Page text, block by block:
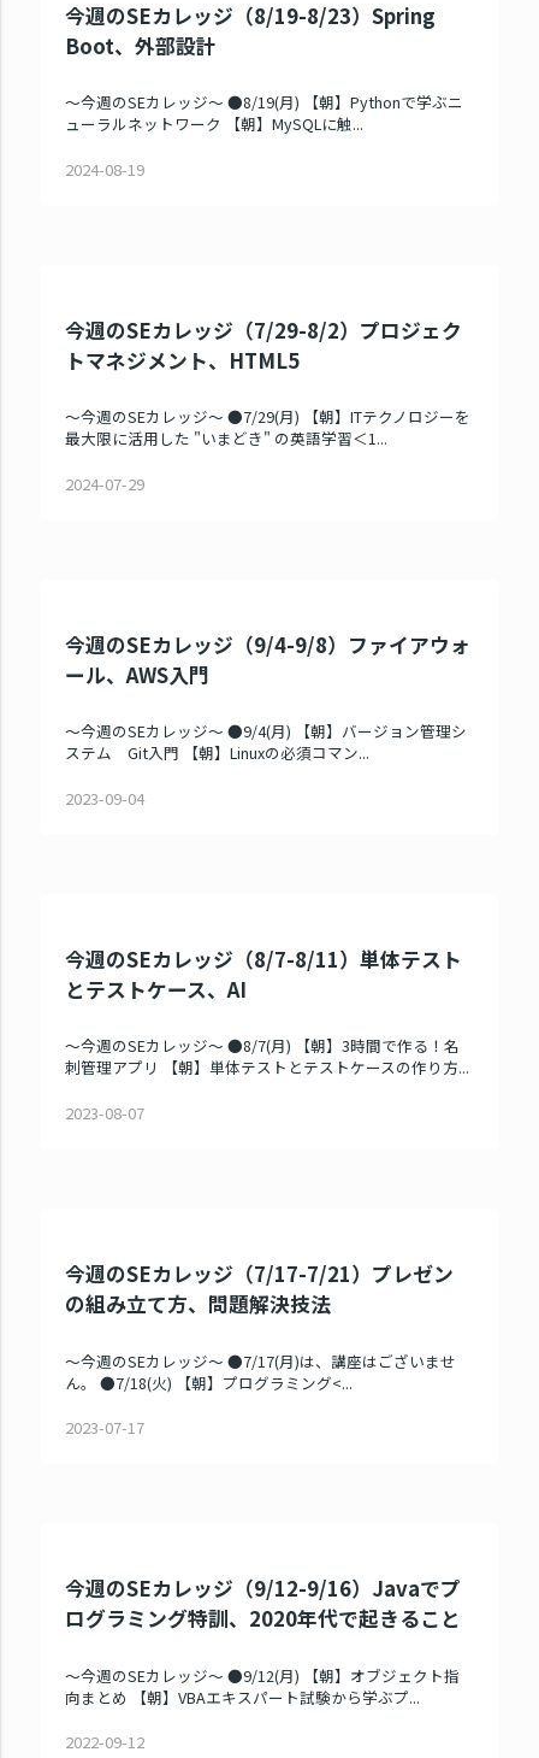
今週のSEカレッジ（8/19-8/23）Spring
Boot、外部設計
～今週のSEカレッジ～ ●8/19(月) 【朝】Pythonで学ぶニ
ューラルネットワーク 【朝】MySQLに触...
2024-08-19
今週のSEカレッジ（7/29-8/2）プロジェク
トマネジメント、HTML5
～今週のSEカレッジ～ ●7/29(月) 【朝】ITテクノロジーを
最大限に活用した "いまどき" の英語学習＜1...
2024-07-29
今週のSEカレッジ（9/4-9/8）ファイアウォ
ール、AWS入門
～今週のSEカレッジ～ ●9/4(月) 【朝】バージョン管理シ
ステム Git入門 【朝】Linuxの必須コマン...
2023-09-04
今週のSEカレッジ（8/7-8/11）単体テスト
とテストケース、AI
～今週のSEカレッジ～ ●8/7(月) 【朝】3時間で作る！名
刺管理アプリ 【朝】単体テストとテストケースの作り方...
2023-08-07
今週のSEカレッジ（7/17-7/21）プレゼン
の組み立て方、問題解決技法
～今週のSEカレッジ～ ●7/17(月)は、講座はございませ
ん。 ●7/18(火) 【朝】プログラミング<...
2023-07-17
今週のSEカレッジ（9/12-9/16）Javaでプ
ログラミング特訓、2020年代で起きること
～今週のSEカレッジ～ ●9/12(月) 【朝】オブジェクト指
向まとめ 【朝】VBAエキスパート試験から学ぶプ...
2022-09-12